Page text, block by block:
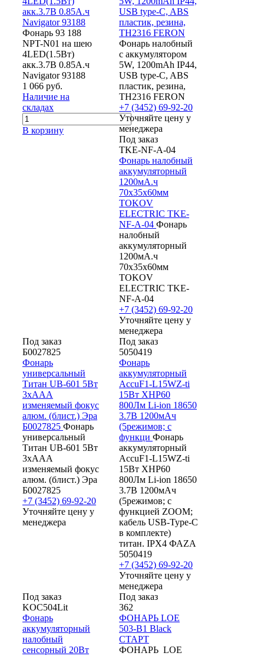
акк.3.7В 0.85А.ч
Navigator 93188
Фонарь 93 188
NPT-N01 на шею
4LED(1.5Вт)
акк.3.7В 0.85А.ч
Navigator 93188
1 066 руб.
Наличие на
складах
В корзину
USB type-C, ABS
пластик, резина,
TH2316 FERON
Фонарь налобный
c аккумулятором
5W, 1200mAh IP44,
USB type-C, ABS
пластик, резина,
TH2316 FERON
+7 (3452) 69-92-20
Уточняйте цену у
менеджера
Под заказ
TKE-NF-A-04
Фонарь налобный
аккумуляторный
1200мА.ч
70х35х60мм
TOKOV
ELECTRIC TKE-
NF-A-04 Фонарь
налобный
аккумуляторный
1200мА.ч
70х35х60мм
TOKOV
ELECTRIC TKE-
NF-A-04
+7 (3452) 69-92-20
Уточняйте цену у
менеджера
Под заказ
Б0027825
Фонарь
универсальный
Титан UB-601 5Вт
3хAAA
изменяемый фокус
алюм. (блист.) Эра
Б0027825 Фонарь
универсальный
Титан UB-601 5Вт
3хAAA
изменяемый фокус
алюм. (блист.) Эра
Б0027825
+7 (3452) 69-92-20
Уточняйте цену у
менеджера
Под заказ
5050419
Фонарь
аккумуляторный
AccuF1-L15WZ-ti
15Вт XHP60
800Лм Li-ion 18650
3.7В 1200мАч
(5режимов; с
функци Фонарь
аккумуляторный
AccuF1-L15WZ-ti
15Вт XHP60
800Лм Li-ion 18650
3.7В 1200мАч
(5режимов; с
функцией ZOOM;
кабель USB-Type-C
в комплекте)
титан. IPX4 ФАZА
5050419
+7 (3452) 69-92-20
Уточняйте цену у
менеджера
Под заказ
KOC504Lit
Фонарь
аккумуляторный
налобный
сенсорный 20Вт
Под заказ
362
ФОНАРЬ LOE
503-B1 Black
СТАРТ
ФОНАРЬ LOE